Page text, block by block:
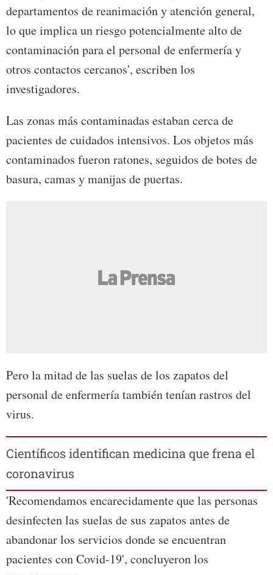
departamentos de reanimación y atención general,
lo que implica un riesgo potencialmente alto de
contaminación para el personal de enfermería y
otros contactos cercanos', escriben los
investigadores.
Las zonas más contaminadas estaban cerca de
pacientes de cuidados intensivos. Los objetos más
contaminados fueron ratones, seguidos de botes de
basura, camas y manijas de puertas.
Pero la mitad de las suelas de los zapatos del
personal de enfermería también tenían rastros del
virus.
Científicos identifican medicina que frena el
coronavirus
'Recomendamos encarecidamente que las personas
desinfecten las suelas de sus zapatos antes de
abandonar los servicios donde se encuentran
pacientes con Covid-19', concluyeron los